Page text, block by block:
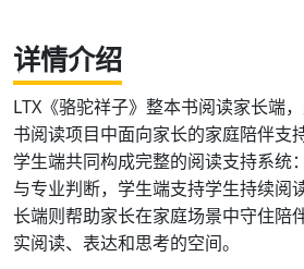
详情介绍
LTX《骆驼祥子》整本书阅读家长端
书阅读项目中面向家长的家庭陪伴支
学生端共同构成完整的阅读支持系统
与专业判断，学生端支持学生持续阅
长端则帮助家长在家庭场景中守住陪
实阅读、表达和思考的空间。